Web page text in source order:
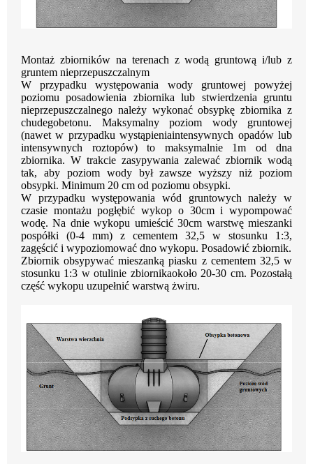
Montaż zbiorników na terenach z wodą gruntową i/lub z
gruntem nieprzepuszczalnym
W przypadku występowania wody gruntowej powyżej
poziomu posadowienia zbiornika lub stwierdzenia gruntu
nieprzepuszczalnego należy wykonać obsypkę zbiornika z
chudegobetonu. Maksymalny poziom wody
gruntowej
(nawet w przypadku wystąpieniaintensywnych opadów lub
intensywnych roztopów) to maksymalnie 1m od dna
zbiornika. W trakcie zasypywania zalewać zbiornik wodą
tak, aby poziom wody był zawsze wyższy niż poziom
obsypki. Minimum 20 cm od poziomu obsypki.
W przypadku występowania wód gruntowych należy w
czasie montażu pogłębić wykop o 30cm i wypompować
wodę. Na dnie wykopu umieścić 30cm warstwę mieszanki
pospółki (0-4 mm) z cementem 32,5 w stosunku 1:3,
zagęścić i wypoziomować dno wykopu. Posadowić zbiornik.
Zbiornik obsypywać mieszanką piasku z cementem 32,5 w
stosunku 1:3 w otulinie zbiornikaokoło 20-30 cm. Pozostałą
część wykopu uzupełnić warstwą żwiru.